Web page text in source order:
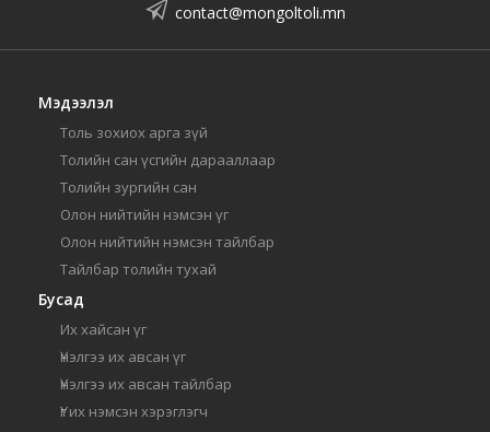
contact@mongoltoli.mn
Мэдээлэл
Толь зохиох арга зүй
Толийн сан үсгийн дарааллаар
Толийн зургийн сан
Олон нийтийн нэмсэн үг
Олон нийтийн нэмсэн тайлбар
Тайлбар толийн тухай
Бусад
Их хайсан үг
Үнэлгээ их авсан үг
Үнэлгээ их авсан тайлбар
Үг их нэмсэн хэрэглэгч